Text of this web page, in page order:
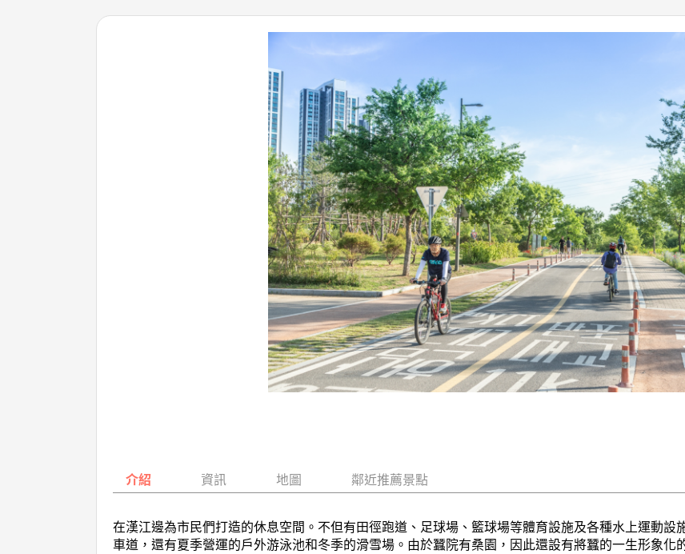
介紹 資訊 地圖 鄰近推薦景點
在漢江邊為市民們打造的休息空間。不但有田徑跑道、足球場、籃球場等體育設施及各種水上運動
車道，還有夏季營運的戶外游泳池和冬季的滑雪場。由於蠶院有桑園，因此還設有將蠶的一生形象化